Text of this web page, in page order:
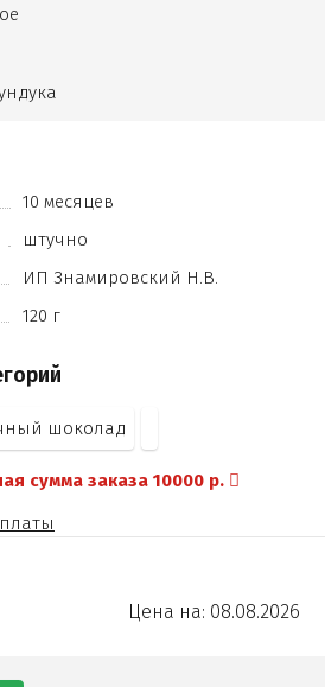
28%
10 месяцев
штучно
ИП Знамировский Н.В.
120 г
шоколад
сумма заказа 10000 р.
Цена на: 08.08.2026